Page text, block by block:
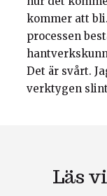
kommer att
processen
Det är svårt.
verktygen
Läs